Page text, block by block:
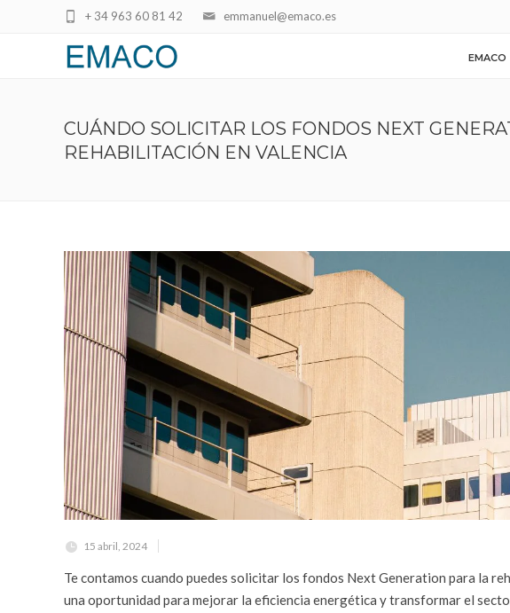
emmanuel@emaco.es
+ 34 963 60 81 42
EMACO
CUÁNDO SOLICITAR LOS FONDOS NEXT
REHABILITACIÓN EN VALENCIA
15 abril, 2024
Te contamos cuando puedes solicitar los fondos Next Generation para la
una oportunidad para mejorar la eficiencia energética y transformar el